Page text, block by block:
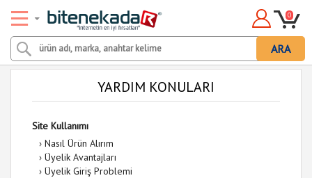
ARA
0
YARDIM KONULARI
Site Kullanımı
› Nasıl Ürün Alırım
› Üyelik Avantajları
› Üyelik Giriş Problemi